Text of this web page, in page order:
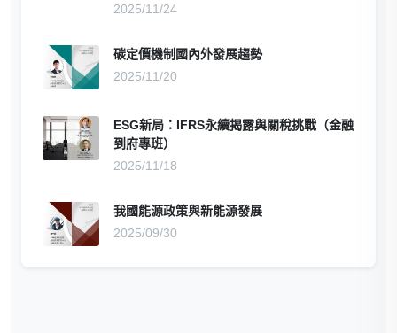
2025/11/24
碳定價機制國內外發展趨勢
2025/11/20
ESG新局：IFRS永續揭露與關稅挑戰（金融
到府專班）
2025/11/18
我國能源政策與新能源發展
2025/09/30